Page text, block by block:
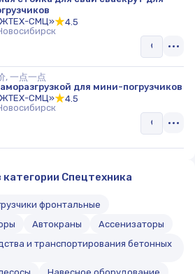
СМЦ»
4.5
, 一点一点
для мини-погрузчиков
СМЦ»
4.5
Спецтехника
фронтальные
Автокраны
Ассенизаторы
и транспортирования бетонных
Навесное оборудование